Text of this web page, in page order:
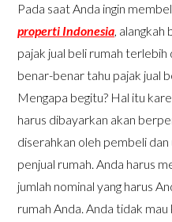
Pada saat Anda ingin
properti Indonesia, alangkah
pajak jual beli rumah terlebih
benar-benar tahu pajak jual
Mengapa begitu? Hal itu
harus dibayarkan akan
diserahkan oleh pembeli
penjual rumah. Anda harus
jumlah nominal yang harus
rumah Anda. Anda tidak